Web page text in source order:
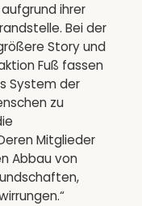
ihrer
Bei der
Story und
Fuß fassen
System der
zu
Mitglieder
Abbau von